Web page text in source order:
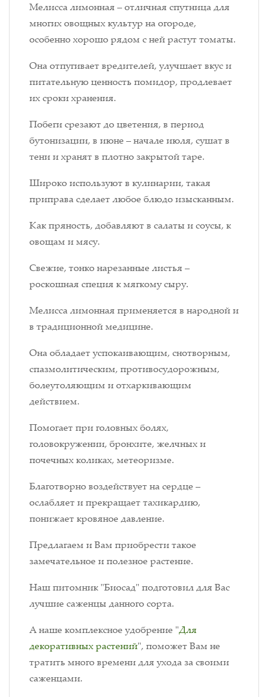
Мелисса лимонная – отличная спутница для
многих овощных культур на огороде,
особенно хорошо рядом с ней растут томаты.
Она отпугивает вредителей, улучшает вкус и
питательную ценность помидор, продлевает
их сроки хранения.
Побеги срезают до цветения, в период
бутонизации, в июне – начале июля, сушат в
тени и хранят в плотно закрытой таре.
Широко используют в кулинарии, такая
приправа сделает любое блюдо изысканным.
Как пряность, добавляют в салаты и соусы, к
овощам и мясу.
Свежие, тонко нарезанные листья –
роскошная специя к мягкому сыру.
Мелисса лимонная применяется в народной и
в традиционной медицине.
Она обладает успокаивающим, снотворным,
спазмолитическим, противосудорожным,
болеутоляющим и отхаркивающим
действием.
Помогает при головных болях,
головокружении, бронхите, желчных и
почечных коликах, метеоризме.
Благотворно воздействует на сердце –
ослабляет и прекращает тахикардию,
понижает кровяное давление.
Предлагаем и Вам приобрести такое
замечательное и полезное растение.
Наш питомник "Биосад" подготовил для Вас
лучшие саженцы данного сорта.
А наше комплексное удобрение "Для
декоративных растений", поможет Вам не
тратить много времени для ухода за своими
саженцами.